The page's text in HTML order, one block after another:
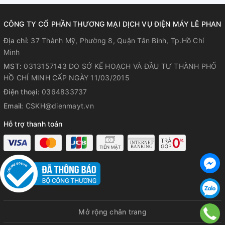
Vận hành êm ái
Điều hòa âm trần Nagakawa NT-C50R1U16 hệ thống thông
khí được cải tiến tối ưu hóa mang đến sự yên tĩnh tối đa.
CÔNG TY CỔ PHẦN THƯƠNG MẠI DỊCH VỤ ĐIỆN MÁY LÊ PHAN
Địa chỉ: 37 Thành Mỹ, Phường 8, Quận Tân Bình, Tp.Hồ Chí
Minh
MST: 0313157143 DO SỞ KẾ HOẠCH VÀ ĐẦU TƯ THÀNH PHỐ
HỒ CHÍ MINH CẤP NGÀY 11/03/2015
Điện thoại: 0364833737
Email: CSKH@dienmayt.vn
Hỗ trợ thanh toán
Mở rộng chân trang